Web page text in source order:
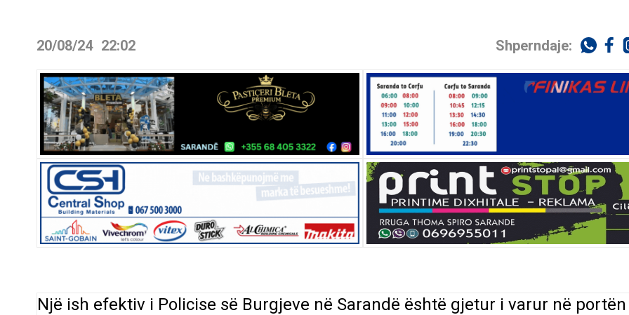
20/08/24 22:02 Shperndaje:
Një ish efektiv i Policise së Burgjeve në Sarandë është gjetur i varur në portën